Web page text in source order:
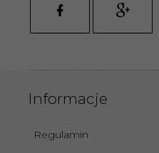
Informacje
Regulamin